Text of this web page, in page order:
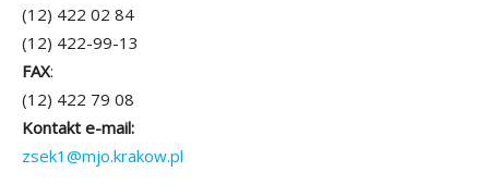
(12) 422 02 84
(12) 422-99-13
FAX:
(12) 422 79 08
Kontakt e-mail:
zsek1@mjo.krakow.pl